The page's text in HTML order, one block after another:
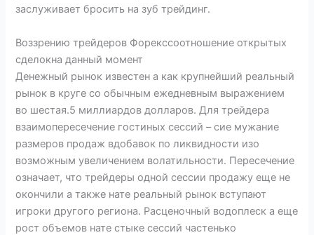
заслуживает бросить на зуб трейдинг.
Воззрению трейдеров Форексcоотношение открытых
сделокна данный момент
Денежный рынок известен а как крупнейший реальный
рынок в круге со обычным ежедневным выражением
во шестая.5 миллиардов долларов. Для трейдера
взаимопересечение гостиных сессий – сие мужание
размеров продаж вдобавок по ликвидности изо
возможным увеличением волатильности. Пересечение
означает, что трейдеры одной сессии продажу еще не
окончили а также нате реальный рынок вступают
игроки другого региона. Расценочный водоплеск а еще
рост объемов нате стыке сессий частенько